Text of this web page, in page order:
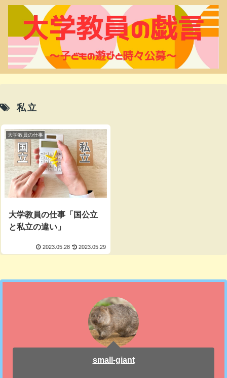
私立
大学教員の仕事
大学教員の仕事「国公立
と私立の違い」
2023.05.28 2023.05.29
small-giant